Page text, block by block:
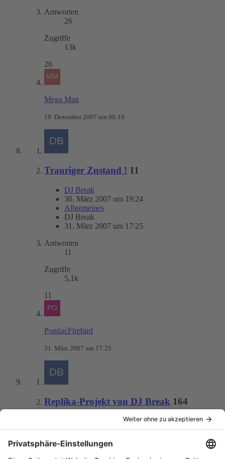
Antworten
26
Zugriffe
13k
26
Mega Man
19. Dezember 2007 um 00:19
Trauriger Zustand ! 11
DJ Break
30. März 2007 um 19:24
Allgemeines
DJ Break
31. März 2007 um 17:25
Antworten
11
Zugriffe
5,1k
11
PontiacFirebird
31. März 2007 um 17:25
Replika-Projekt von DJ Break 164
DJ Break
23. März 2007 um 12:27
Allgemeines
DJ Break